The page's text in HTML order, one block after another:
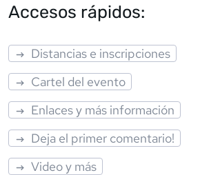
Accesos rápidos:
Distancias e inscripciones
Cartel del evento
Enlaces y más información
Deja el primer comentario!
Video y más